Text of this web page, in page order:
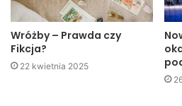
Wróżby – Prawda czy
Fikcja?
22 kwietnia 2025